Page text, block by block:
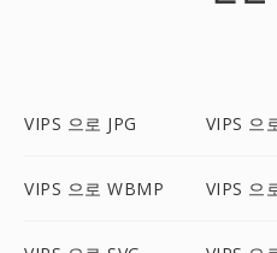
VIPS 으로 JPG VIPS 으
VIPS 으로 WBMP VIPS 으